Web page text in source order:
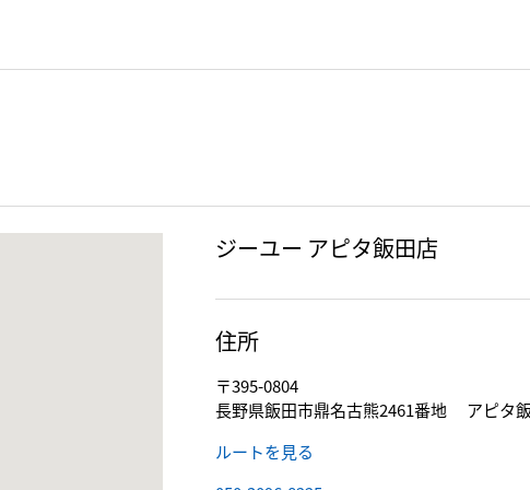
ジーユー アピタ飯田店
住所
〒395-0804
長野県飯田市鼎名古熊2461番地 アピタ
ルートを見る